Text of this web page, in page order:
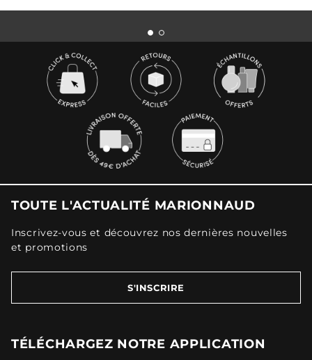
TOUTE L'ACTUALITÉ MARIONNAUD
Inscrivez-vous et découvrez nos dernières nouvelles
et promotions
S'INSCRIRE
TÉLÉCHARGEZ NOTRE APPLICATION